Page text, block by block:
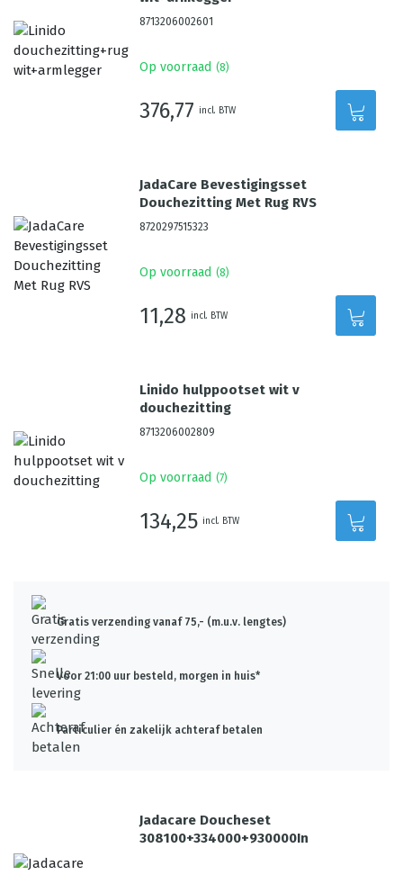
8713206002601
Op voorraad (8)
376,77 incl. BTW
JadaCare Bevestigingsset
Douchezitting Met Rug RVS
8720297515323
Op voorraad (8)
11,28 incl. BTW
Linido hulppootset wit v
douchezitting
8713206002809
Op voorraad (7)
134,25 incl. BTW
Gratis verzending vanaf 75,- (m.u.v. lengtes)
Voor 21:00 uur besteld, morgen in huis*
Particulier én zakelijk achteraf betalen
Jadacare Doucheset
308100+334000+930000In